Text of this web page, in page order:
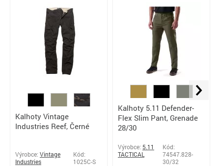
Kalhoty Vintage
Industries Reef, Černé
Výrobce: Vintage
Industries
Kód:
1025C-S
Kalhoty 5.11 Defender-
Flex Slim Pant, Grenade
28/30
Výrobce: 5.11
TACTICAL
Kód:
74547.828-
30/32